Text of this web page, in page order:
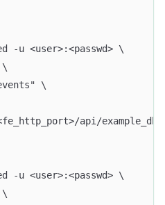
u <user>:<passwd> \
\
api/
u <user>:<passwd> \